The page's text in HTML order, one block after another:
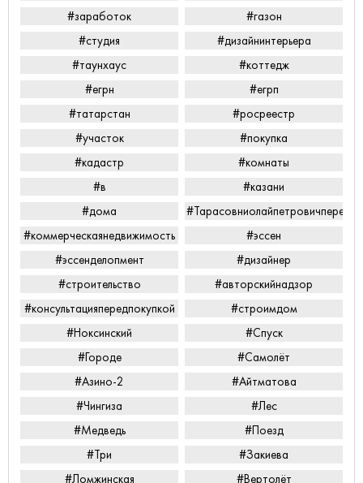
#заработок
#газон
#студия
#дизайнинтерьера
#таунхаус
#коттедж
#егрн
#егрп
#татарстан
#росреестр
#участок
#покупка
#кадастр
#комнаты
#в
#казани
#дома
#коммерческаянедвижимость
#эссен
#эссенделопмент
#дизайнер
#строительство
#авторскийнадзор
#консультацияпередпокупкой
#строимдом
#Ноксинский
#Спуск
#Городе
#Самолёт
#Азино-2
#Айтматова
#Чингиза
#Лес
#Медведь
#Поезд
#Три
#Закиева
#Ломжинская
#Вертолёт